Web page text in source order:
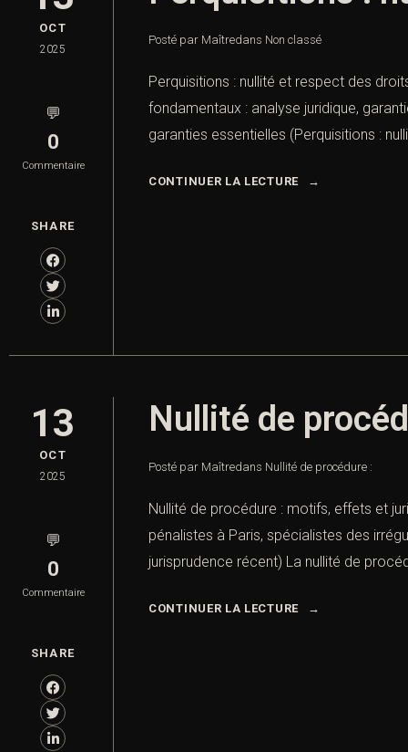
OCT
2025
💬
0
Commentaire
SHARE
Posté par Maîtredans Non classé
Perquisitions : nullité et respect des
fondamentaux : analyse juridique,
garanties essentielles (Perquisitions :
CONTINUER LA LECTURE
13
OCT
2025
💬
0
Commentaire
SHARE
Nullité de
Posté par Maîtredans Nullité de procédure :
Nullité de procédure : motifs, effets et
pénalistes à Paris, spécialistes des
jurisprudence récent) La nullité de
CONTINUER LA LECTURE